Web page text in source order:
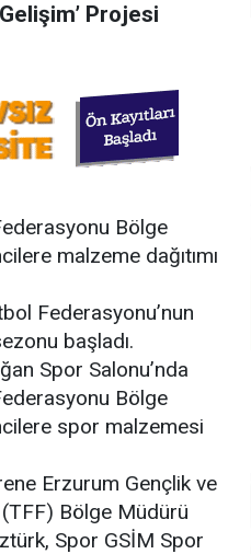
Projesi
Bölge
malzeme dağıtımı
Federasyonu’nun
başladı.
Spor Salonu’nda
Bölge
spor malzemesi
Erzurum Gençlik ve
Bölge Müdürü
Spor GSİM Spor